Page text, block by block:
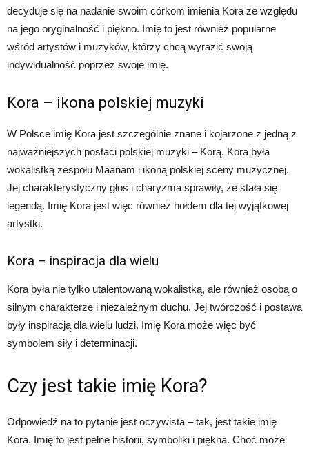
decyduje się na nadanie swoim córkom imienia Kora ze względu
na jego oryginalność i piękno. Imię to jest również popularne
wśród artystów i muzyków, którzy chcą wyrazić swoją
indywidualność poprzez swoje imię.
Kora – ikona polskiej muzyki
W Polsce imię Kora jest szczególnie znane i kojarzone z jedną z
najważniejszych postaci polskiej muzyki – Korą. Kora była
wokalistką zespołu Maanam i ikoną polskiej sceny muzycznej.
Jej charakterystyczny głos i charyzma sprawiły, że stała się
legendą. Imię Kora jest więc również hołdem dla tej wyjątkowej
artystki.
Kora – inspiracja dla wielu
Kora była nie tylko utalentowaną wokalistką, ale również osobą o
silnym charakterze i niezależnym duchu. Jej twórczość i postawa
były inspiracją dla wielu ludzi. Imię Kora może więc być
symbolem siły i determinacji.
Czy jest takie imię Kora?
Odpowiedź na to pytanie jest oczywista – tak, jest takie imię
Kora. Imię to jest pełne historii, symboliki i piękna. Choć może